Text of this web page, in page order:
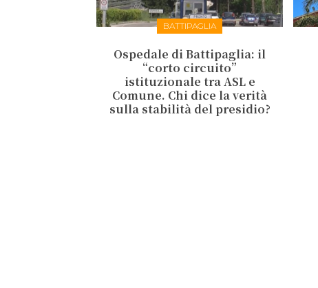
BATTIPAGLIA
Ospedale di Battipaglia: il
“corto circuito”
istituzionale tra ASL e
Comune. Chi dice la verità
sulla stabilità del presidio?